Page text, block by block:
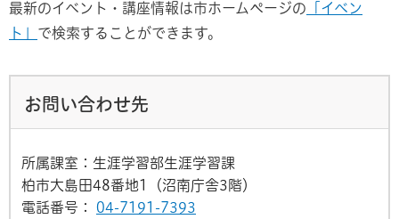
最新のイベント・講座情報は市ホームページの 「イベン
ト」 で検索することができます。
お問い合わせ先
所属課室：生涯学習部生涯学習課
柏市大島田48番地1（沼南庁舎3階）
電話番号：
04-7191-7393